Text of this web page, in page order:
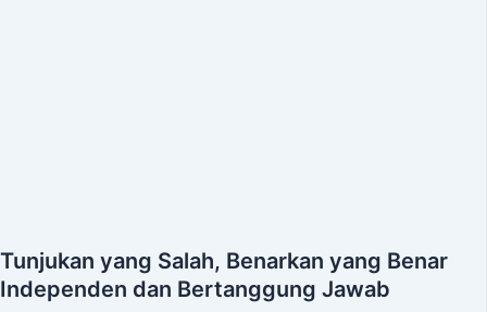
Tunjukan yang Salah, Benarkan yang Benar
Independen dan Bertanggung Jawab